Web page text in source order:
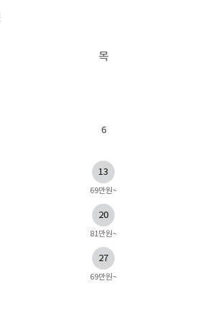
목
6
13
69만원~
20
81만원~
27
69만원~